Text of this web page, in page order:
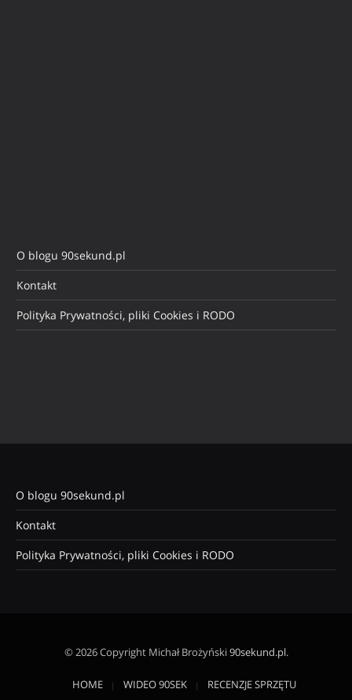
O blogu 90sekund.pl
Kontakt
Polityka Prywatności, pliki Cookies i RODO
O blogu 90sekund.pl
Kontakt
Polityka Prywatności, pliki Cookies i RODO
© 2026 Copyright Michał Brożyński90sekund.pl.
HOME WIDEO 90SEK
RECENZJE SPRZĘTU